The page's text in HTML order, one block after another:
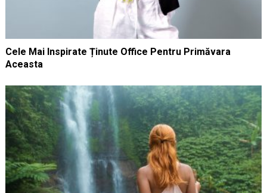
Cele Mai Inspirate Ținute Office Pentru Primăvara
Aceasta